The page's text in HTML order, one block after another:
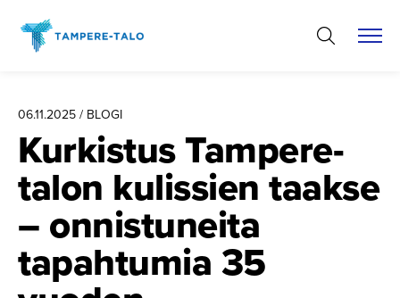
sisältöön
06.11.2025 / BLOGI
Kurkistus Tampere-
talon kulissien taakse
– onnistuneita
tapahtumia 35